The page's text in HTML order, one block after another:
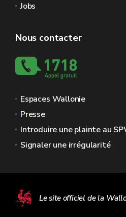
Jobs
Nous contacter
Espaces Wallonie
Presse
Introduire une plainte au
Signaler une irrégularité
Le site officiel de la